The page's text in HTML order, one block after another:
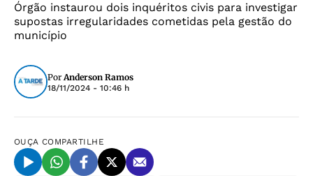
Órgão instaurou dois inquéritos civis para investigar
supostas irregularidades cometidas pela gestão do
município
PorAnderson Ramos
18/11/2024 - 10:46 h
OUÇA COMPARTILHE